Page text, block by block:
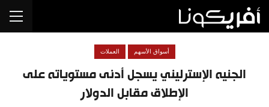
الجنيه الإسترليني يسجل أدنى مستوياته على
الإطلاق مقابل الدولار
أسواق الأسهم العملات